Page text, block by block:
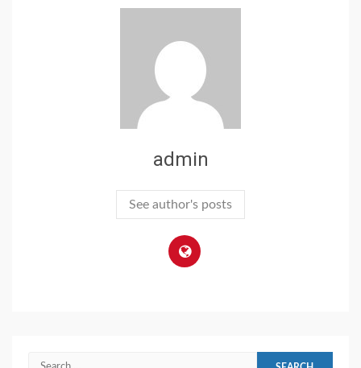
admin
See author's posts
Search